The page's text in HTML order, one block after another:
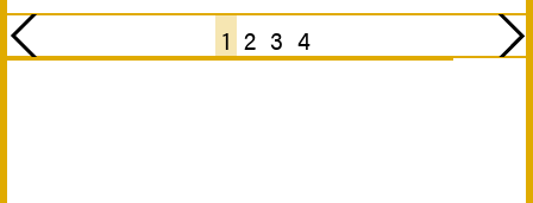
1 2 3 4
Previous Next